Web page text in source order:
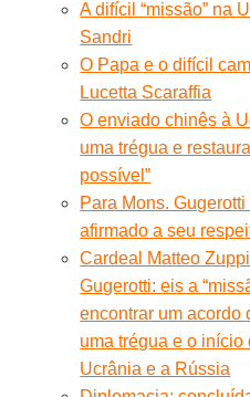
A difícil “missão” na
Sandri
O Papa e o difícil
Lucetta Scaraffia
O enviado chinês à
uma trégua e
possível”
Para Mons.
afirmado a seu
Cardeal Matteo
Gugerotti: eis a
encontrar um acordo
uma trégua e o início
Ucrânia e a Rússia